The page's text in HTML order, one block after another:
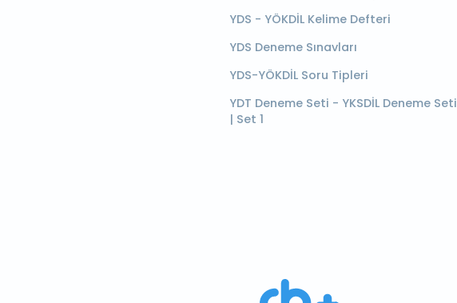
YDS - YÖKDİL Kelime Defteri
YDS Deneme Sınavları
YDS-YÖKDİL Soru Tipleri
YDT Deneme Seti - YKSDİL Deneme Seti
| Set 1